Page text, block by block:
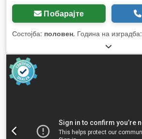
Побарајте
Состојба: половен, Година на изградба: